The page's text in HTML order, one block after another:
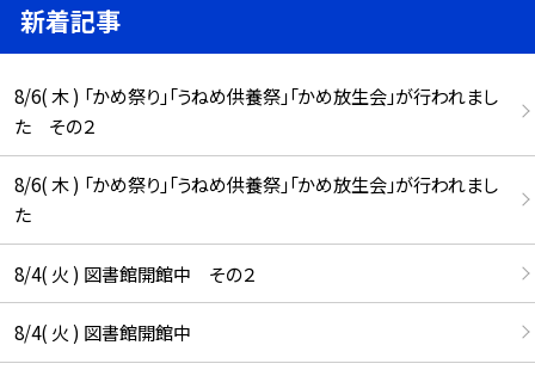
新着記事
8/6( 木 ) 「かめ祭り」「うねめ供養祭」「かめ放生会」が行われまし
た その２
8/6( 木 ) 「かめ祭り」「うねめ供養祭」「かめ放生会」が行われまし
た
8/4( 火 ) 図書館開館中 その２
8/4( 火 ) 図書館開館中